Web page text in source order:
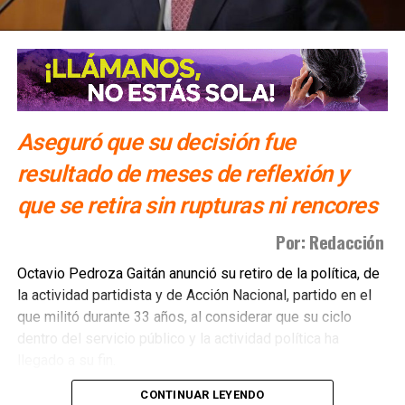
Aseguró que su decisión fue
resultado de meses de reflexión y
que se retira sin rupturas ni rencores
Por: Redacción
Octavio Pedroza Gaitán anunció su retiro de la política, de
la actividad partidista y de Acción Nacional, partido en el
que militó durante 33 años, al considerar que su ciclo
dentro del servicio público y la actividad política ha
A través de un posicionamiento titulado “Un paso de lado”,
CONTINUAR LEYENDO